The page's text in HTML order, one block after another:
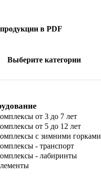
в PDF
Выберите категории
от 3 до 7 лет
от 5 до 12 лет
с зимними горками
- транспорт
- лабиринты